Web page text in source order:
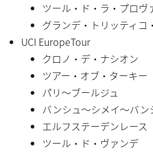
ツール・ド・ラ・プロヴ
グランデ・トリッティコ
UCI EuropeTour
クロノ・デ・ナシオン
ツアー・オブ・ターキー
パリ〜ブールジュ
バンシュ〜シメイ〜バン
エルフステーデンレース
ツール・ド・ヴァンデ